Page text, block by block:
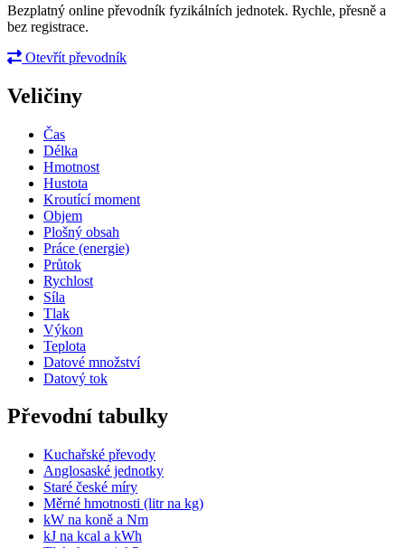
Bezplatný online převodník fyzikálních jednotek. Rychle, přesně a
bez registrace.
Otevřít převodník
Veličiny
Čas
Délka
Hmotnost
Hustota
Kroutící moment
Objem
Plošný obsah
Práce (energie)
Průtok
Rychlost
Síla
Tlak
Výkon
Teplota
Datové množství
Datový tok
Převodní tabulky
Kuchařské převody
Anglosaské jednotky
Staré české míry
Měrné hmotnosti (litr na kg)
kW na koně a Nm
kJ na kcal a kWh